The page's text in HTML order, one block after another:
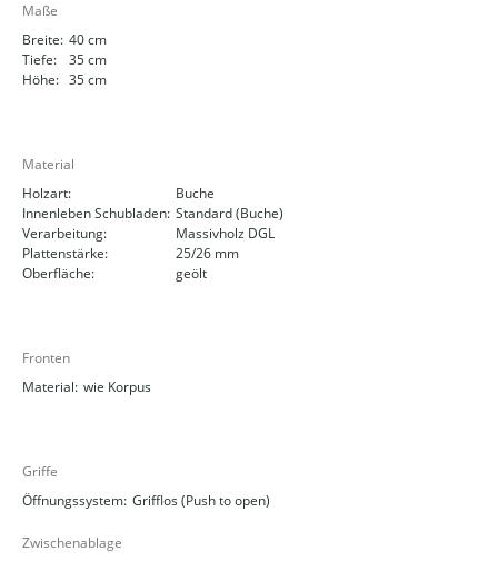
Maße
Breite: 40 cm
Tiefe:
35 cm
Höhe: 35 cm
Material
Holzart:
Buche
Innenleben Schubladen: Standard (Buche)
Verarbeitung:
Massivholz DGL
Plattenstärke:
25/26 mm
Oberfläche:
geölt
Fronten
Material: wie Korpus
Griffe
Öffnungssystem: Grifflos (Push to open)
Zwischenablage